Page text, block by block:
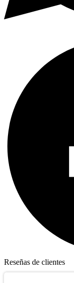
Reseñas de clientes